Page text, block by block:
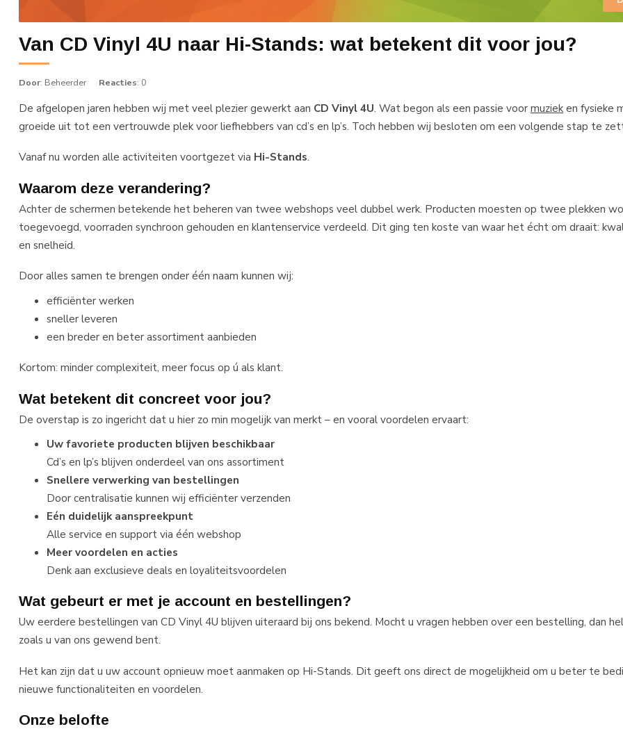
Van CD Vinyl 4U naar Hi-Stands: wat betekent dit voor jou?
Door: Beheerder Reacties: 0
De afgelopen jaren hebben wij met veel plezier gewerkt aan CD Vinyl 4U. Wat begon als een passie voormuzieken fysieke
groeide uit tot een vertrouwde plek voor liefhebbers van cd’s en lp’s. Toch hebben wij besloten om een volgende stap te
Vanaf nu worden alle activiteiten voortgezet via Hi-Stands.
Waarom deze verandering?
Achter de schermen betekende het beheren van twee webshops veel dubbel werk. Producten moesten op twee plekken
toegevoegd, voorraden synchroon gehouden en klantenservice verdeeld. Dit ging ten koste van waar het écht om draait:
en snelheid.
Door alles samen te brengen onder één naam kunnen wij:
efficiënter werken
sneller leveren
een breder en beter assortiment aanbieden
Kortom: minder complexiteit, meer focus op ú als klant.
Wat betekent dit concreet voor jou?
De overstap is zo ingericht dat u hier zo min mogelijk van merkt – en vooral voordelen ervaart:
Uw favoriete producten blijven beschikbaar
Cd’s en lp’s blijven onderdeel van ons assortiment
Snellere verwerking van bestellingen
Door centralisatie kunnen wij efficiënter verzenden
Eén duidelijk aanspreekpunt
Alle service en support via één webshop
Meer voordelen en acties
Denk aan exclusieve deals en loyaliteitsvoordelen
Wat gebeurt er met je account en bestellingen?
Uw eerdere bestellingen van CD Vinyl 4U blijven uiteraard bij ons bekend. Mocht u vragen hebben over een bestelling, dan
zoals u van ons gewend bent.
Het kan zijn dat u uw account opnieuw moet aanmaken op Hi-Stands. Dit geeft ons direct de mogelijkheid om u beter te
nieuwe functionaliteiten en voordelen.
Onze belofte